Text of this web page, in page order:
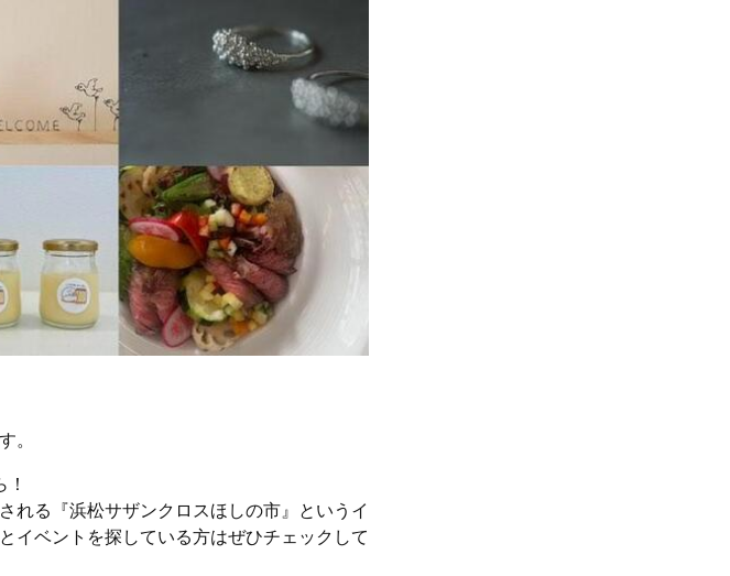
。
れる『浜松サザンクロスほしの市』というイ
イベントを探している方はぜひチェックして